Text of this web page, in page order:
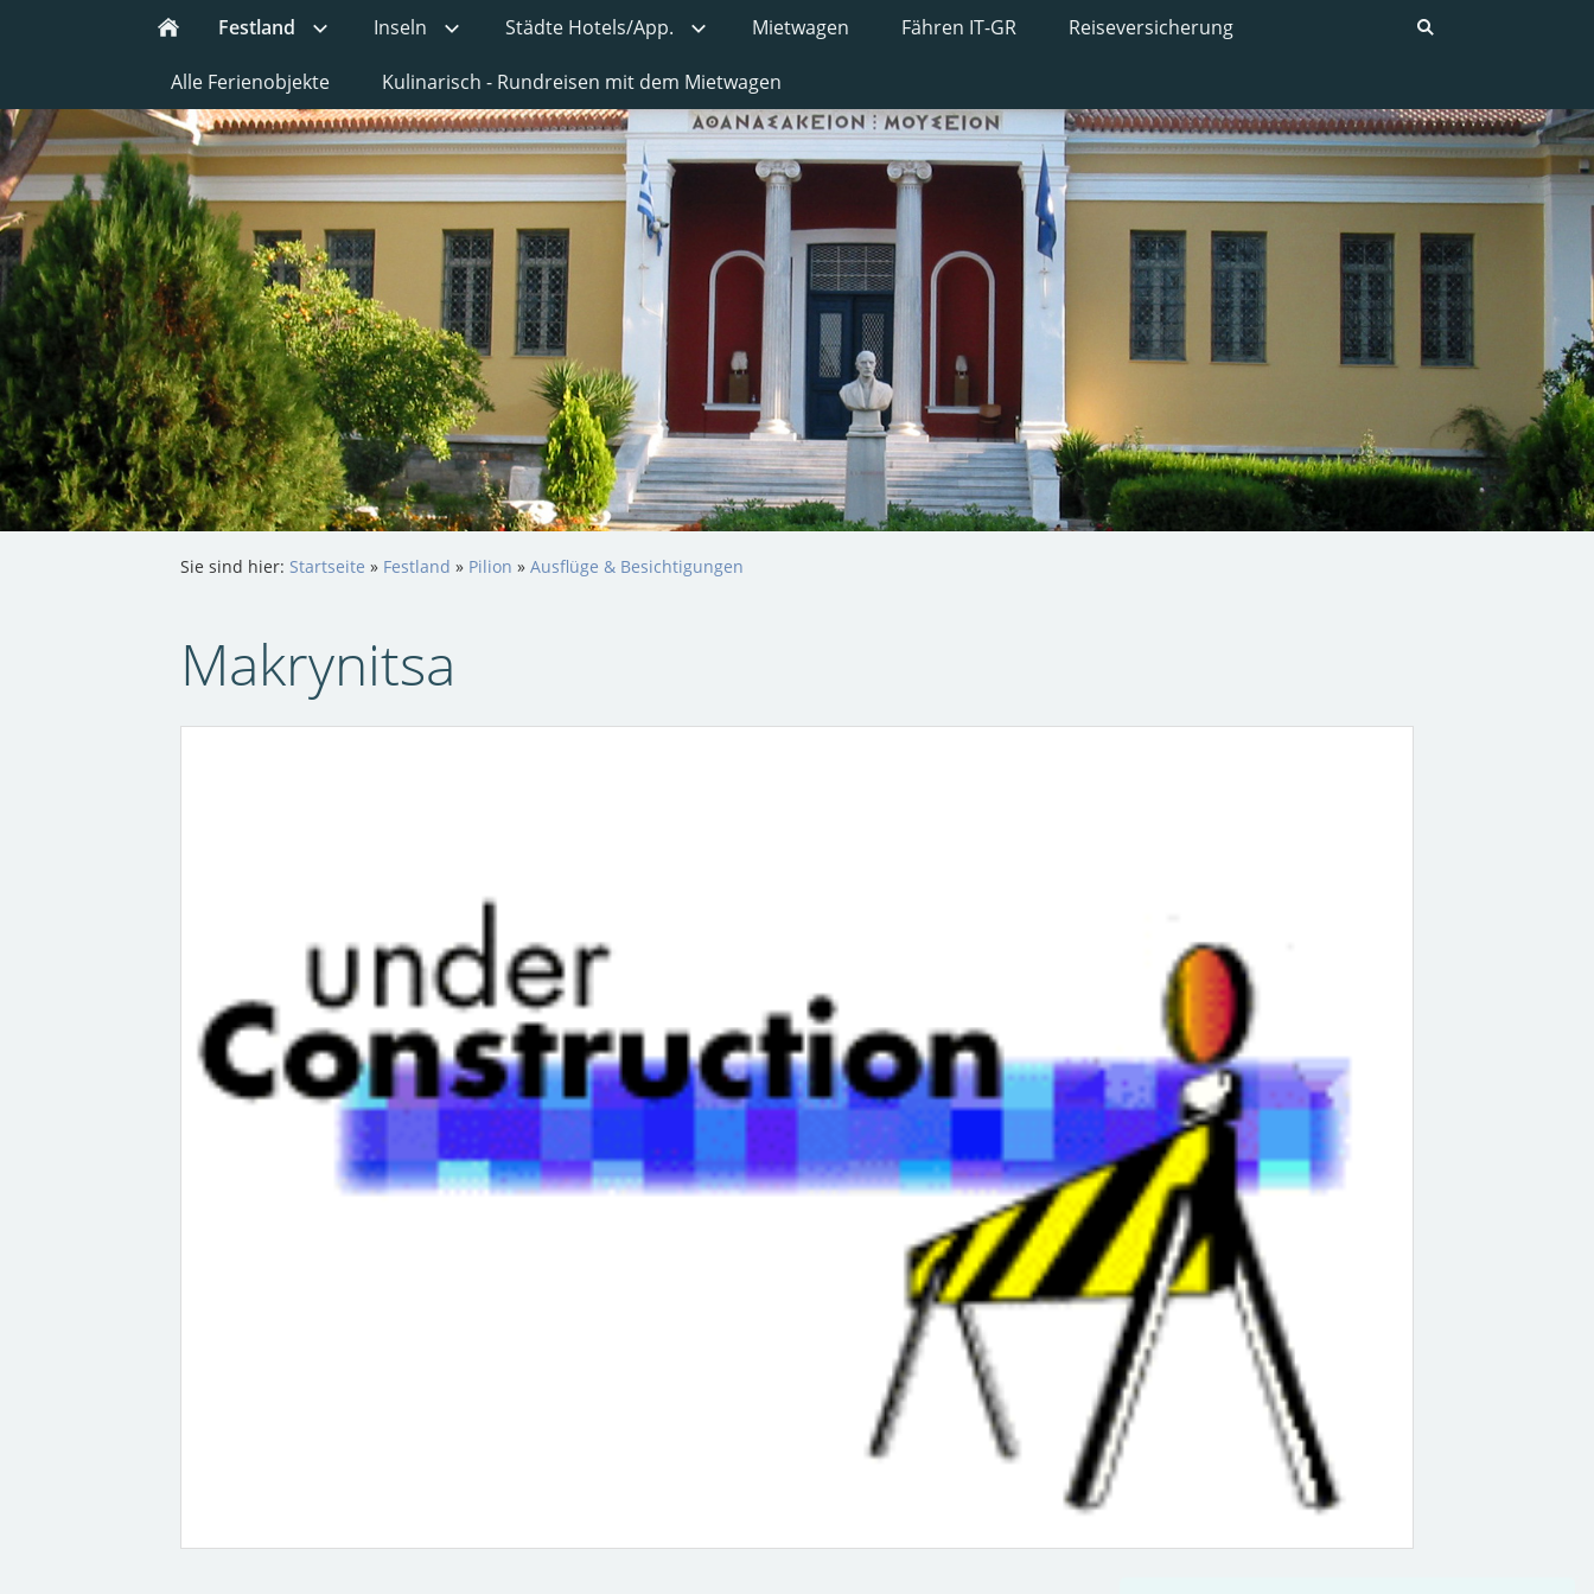
Festland Inseln Städte Hotels/App. Mietwagen Fähren IT-GR Reiseversicherung
Alle Ferienobjekte Kulinarisch - Rundreisen mit dem Mietwagen
Sie sind hier: Startseite » Festland » Pilion » Ausflüge & Besichtigungen
Makrynitsa